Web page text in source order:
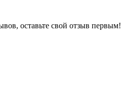
оставьте свой отзыв первым!